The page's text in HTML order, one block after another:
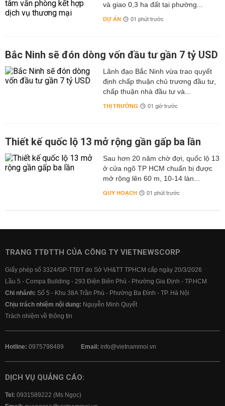
và giao 0,3 ha đất tại phường...
DỰ ÁN 01 phút trước
Bắc Ninh sẽ đón dòng vốn đầu tư gần 7 tỷ USD
Lãnh đạo Bắc Ninh vừa trao quyết
định chấp thuận chủ trương đầu tư,
chấp thuận nhà đầu tư và...
THỊ TRƯỜNG 01 giờ trước
Thiết kế quốc lộ 13 mở rộng gần gấp ba lần
Sau hơn 20 năm chờ đợi, quốc lộ 13
ở cửa ngõ TP HCM chuẩn bị được
mở rộng lên 60 m, 10-14 làn...
QUY HOẠCH 01 phút trước
TRANG TTĐTTH CỦA CÔNG TY VIETNEWSCORP
Giấy phép số 3324/GP-TTĐT do Sở VH&TT TPHCM cấp ngày 20/3/2026
Lầu 5 - Compa Building - 293 Điện Biên Phủ - Phường Gia Định - TP.HCM
Chi nhánh: Số 5 - Khu 38A Trần Phú - Phường Ba Đình - TP. Hà Nội
Chịu trách nhiệm nội dung: Nguyễn Minh Quyết
Trách nhiệm về thông tin
Hotline: 0975798489 Email: info@vietnammoi.vn
DỊCH VỤ QUẢNG CÁO:
Tel: 0931589222 (Ms Ngọc)